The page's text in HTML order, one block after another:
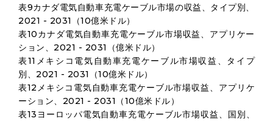
表9カナダ電気自動車充電ケーブル市場の収益、タイプ別、
2021 - 2031（10億米ドル）
表10カナダ電気自動車充電ケーブル市場収益、アプリケー
ション、2021 - 2031（億米ドル）
表11メキシコ電気自動車充電ケーブル市場収益、タイプ
別、2021 - 2031（10億米ドル）
表12メキシコ電気自動車充電ケーブル市場収益、アプリケ
ーション、2021 - 2031（10億米ドル）
表13ヨーロッパ電気自動車充電ケーブル市場収益、国別、